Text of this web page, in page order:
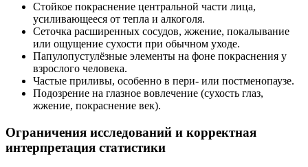
Стойкое покраснение центральной части лица,
усиливающееся от тепла и алкоголя.
Сеточка расширенных сосудов, жжение, покалывание
или ощущение сухости при обычном уходе.
Папулопустулёзные элементы на фоне покраснения у
взрослого человека.
Частые приливы, особенно в пери- или постменопаузе.
Подозрение на глазное вовлечение (сухость глаз,
жжение, покраснение век).
Ограничения исследований и корректная
интерпретация статистики